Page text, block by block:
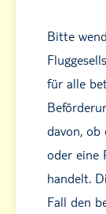
Bitte
für alle
davon, ob
oder eine
handelt.
Fall den